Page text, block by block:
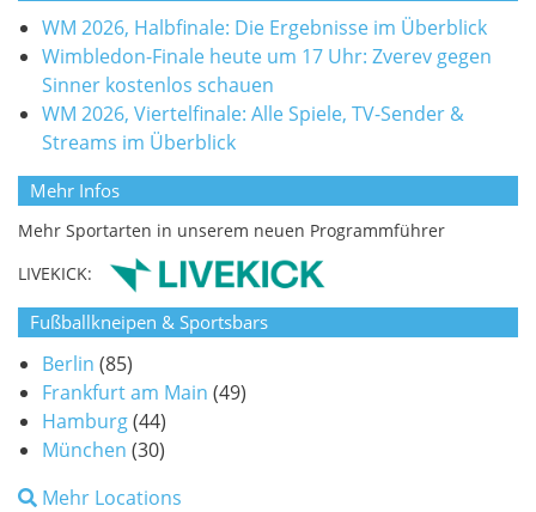
WM 2026, Halbfinale: Die Ergebnisse im Überblick
Wimbledon-Finale heute um 17 Uhr: Zverev gegen
Sinner kostenlos schauen
WM 2026, Viertelfinale: Alle Spiele, TV-Sender &
Streams im Überblick
Mehr Infos
Mehr Sportarten in unserem neuen Programmführer
LIVEKICK:
Fußballkneipen & Sportsbars
Berlin (85)
Frankfurt am Main (49)
Hamburg(44)
München (30)
Mehr Locations